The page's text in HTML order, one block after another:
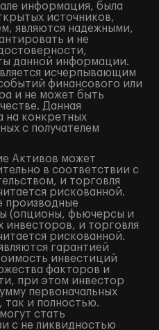
информация, была
источников,
являются надежными,
и не
данной информации.
исчерпывающим
финансового или
и не может быть
Данная
на конкретных
с получателем
Активов может
в соответствии с
и торговля
рискованной.
производные
(опционы, фьючерсы и
инвесторов, и торговля
рискованной.
гарантией
инвестиций
факторов и
при этом инвестор
первоначальных
так и полностью.
стать
с не ликвидностью